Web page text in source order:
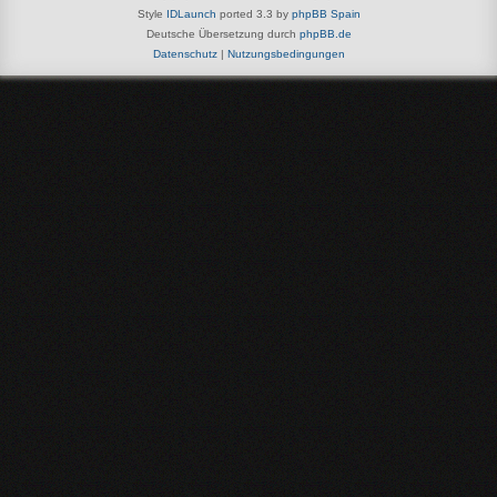
Style IDLaunch ported 3.3 by phpBB Spain
Deutsche Übersetzung durch phpBB.de
Datenschutz| Nutzungsbedingungen